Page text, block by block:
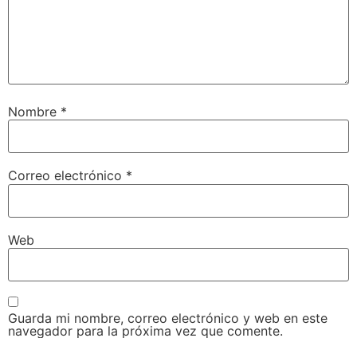
Nombre *
Correo electrónico *
Web
Guarda mi nombre, correo electrónico y web en este
navegador para la próxima vez que comente.